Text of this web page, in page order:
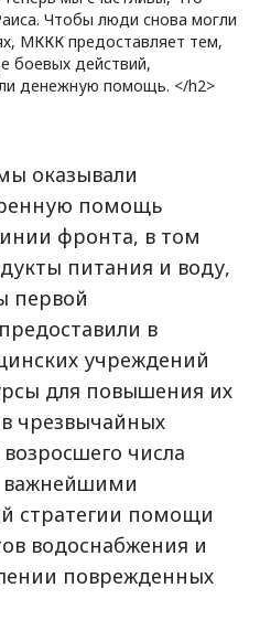
Чтобы люди снова могли
МККК предоставляет тем,
боевых действий,
денежную помощь. </h2>
оказывали
помощь
фронта, в том
питания и воду,
первой
в
учреждений
для повышения их
чрезвычайных
числа
важнейшими
стратегии помощи
водоснабжения и
поврежденных